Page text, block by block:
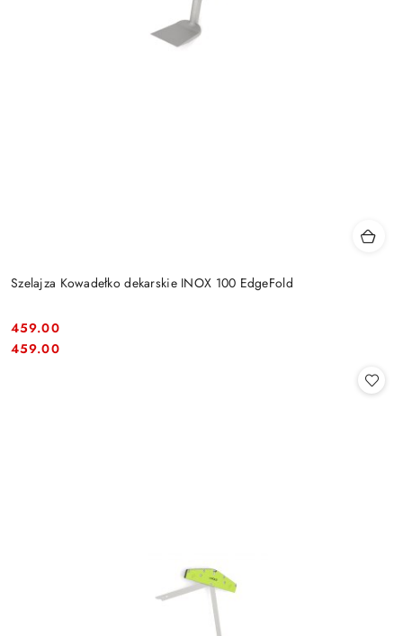
Szelajza Kowadełko dekarskie INOX 100 EdgeFold
Cena:
459.00
Cena:
459.00